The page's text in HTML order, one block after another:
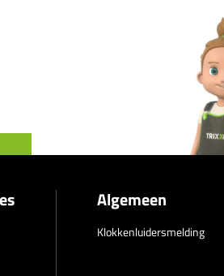
Algemeen
Klokkenluidersmelding